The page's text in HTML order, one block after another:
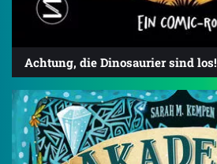
Achtung, die Dinosaurier sind los!